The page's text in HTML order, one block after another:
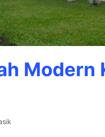
Modern